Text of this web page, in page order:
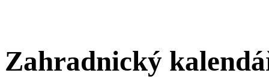
Zahradnický